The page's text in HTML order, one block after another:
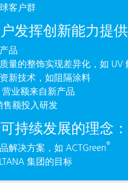
客户群
发挥创新能力提
品
量的整饰实现差异化，如
新技术，如阻隔涂料
业额来自新产品
售额投入研发
持续发展的理念：
解决方案，如 ACTGreen®
集团的目标